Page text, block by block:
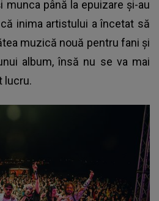
până la epuizare și-au
inima artistului a încetat să
muzică nouă pentru fani și
album, însă nu se va mai
lucru.